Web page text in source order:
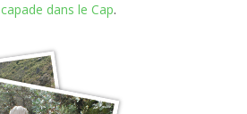
dans le Cap.